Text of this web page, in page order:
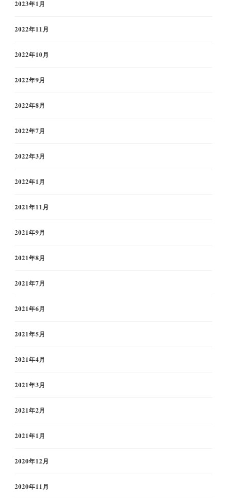
2023年1月
2022年11月
2022年10月
2022年9月
2022年8月
2022年7月
2022年3月
2022年1月
2021年11月
2021年9月
2021年8月
2021年7月
2021年6月
2021年5月
2021年4月
2021年3月
2021年2月
2021年1月
2020年12月
2020年11月